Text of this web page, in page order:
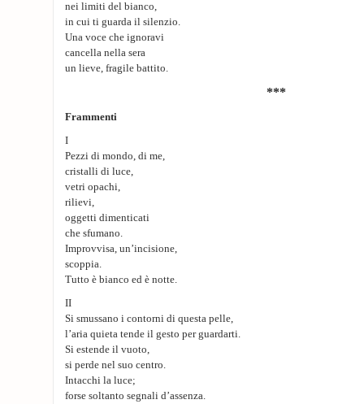
nei limiti del bianco,
in cui ti guarda il silenzio.
Una voce che ignoravi
cancella nella sera
un lieve, fragile battito.
***
Frammenti
I
Pezzi di mondo, di me,
cristalli di luce,
vetri opachi,
rilievi,
oggetti dimenticati
che sfumano.
Improvvisa, un’incisione,
scoppia.
Tutto è bianco ed è notte.
II
Si smussano i contorni di questa pelle,
l’aria quieta tende il gesto per guardarti.
Si estende il vuoto,
si perde nel suo centro.
Intacchi la luce;
forse soltanto segnali d’assenza.